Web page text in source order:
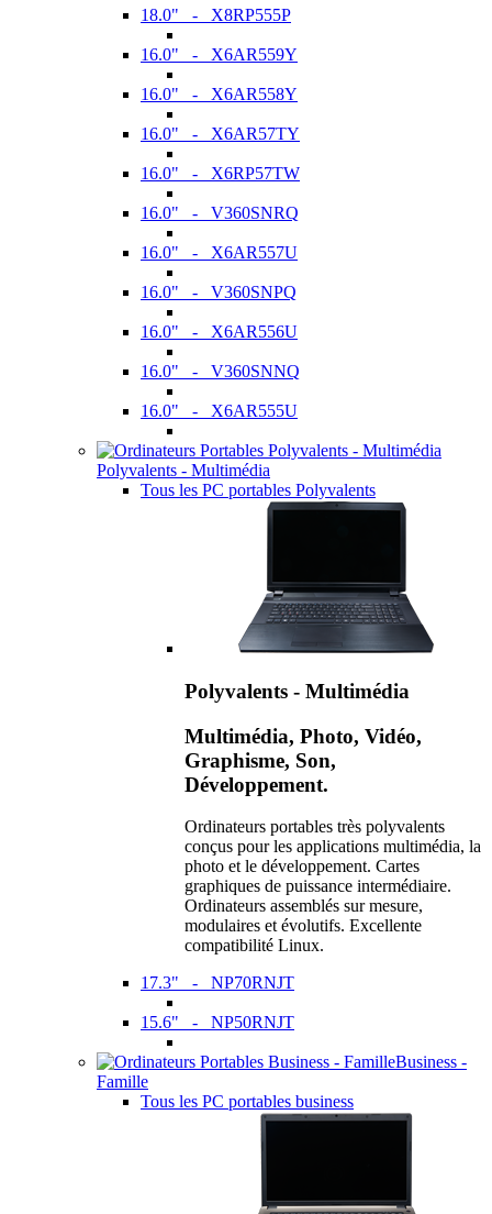
18.0" - X8RP555P
16.0" - X6AR559Y
16.0" - X6AR558Y
16.0" - X6AR57TY
16.0" - X6RP57TW
16.0" - V360SNRQ
16.0" - X6AR557U
16.0" - V360SNPQ
16.0" - X6AR556U
16.0" - V360SNNQ
16.0" - X6AR555U
Polyvalents - Multimédia
Tous les PC portables Polyvalents
Polyvalents - Multimédia
Multimédia, Photo, Vidéo,
Graphisme, Son,
Développement.
Ordinateurs portables très polyvalents
conçus pour les applications multimédia, la
photo et le développement. Cartes
graphiques de puissance intermédiaire.
Ordinateurs assemblés sur mesure,
modulaires et évolutifs. Excellente
compatibilité Linux.
17.3" - NP70RNJT
15.6" - NP50RNJT
Business -
Famille
Tous les PC portables business